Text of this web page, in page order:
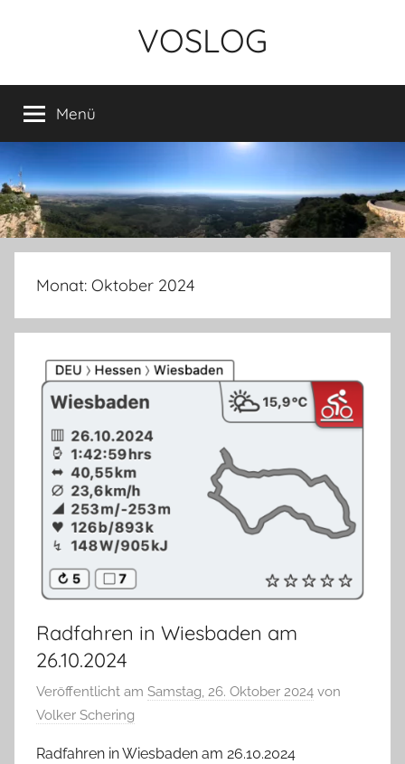
VOSLOG
Menü
Monat: Oktober 2024
Radfahren in Wiesbaden am
26.10.2024
Veröffentlicht am Samstag, 26. Oktober 2024 von
Volker Schering
Radfahren in Wiesbaden am 26.10.2024